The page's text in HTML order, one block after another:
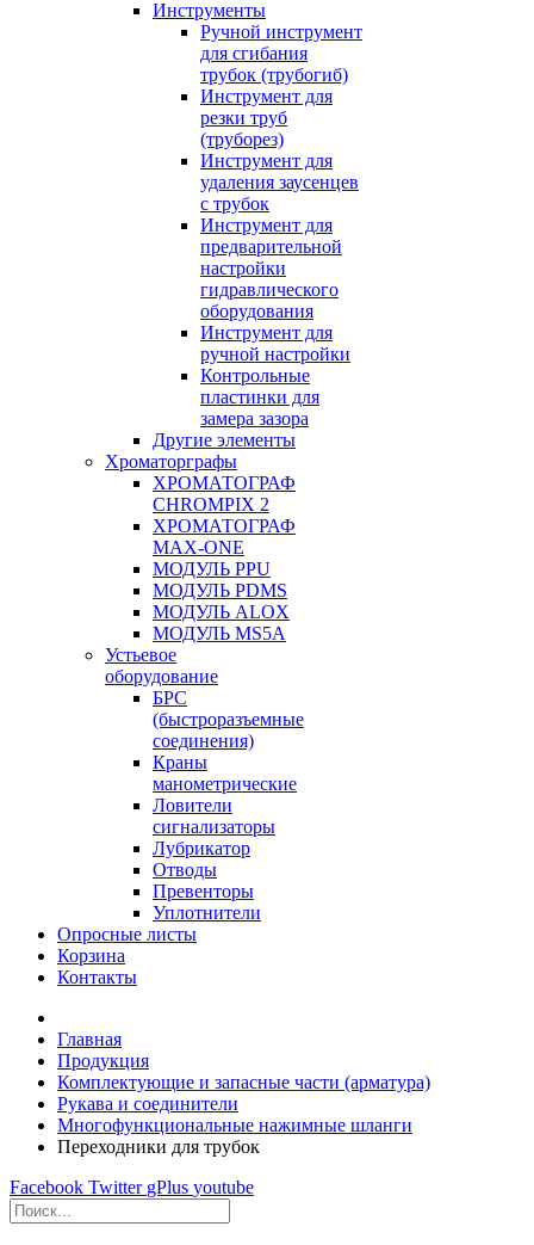
Инструменты
Ручной инструмент
для сгибания
трубок (трубогиб)
Инструмент для
резки труб
(труборез)
Инструмент для
удаления заусенцев
с трубок
Инструмент для
предварительной
настройки
гидравлического
оборудования
Инструмент для
ручной настройки
Контрольные
пластинки для
замера зазора
Другие элементы
Хроматорграфы
ХРОМАТОГРАФ
CHROMPIX 2
ХРОМАТОГРАФ
MAX-ONE
МОДУЛЬ PPU
МОДУЛЬ PDMS
МОДУЛЬ ALOX
МОДУЛЬ MS5A
Устьевое
оборудование
БРС
(быстроразъемные
соединения)
Краны
манометрические
Ловители
сигнализаторы
Лубрикатор
Отводы
Превенторы
Уплотнители
Опросные листы
Корзина
Контакты
Главная
Продукция
Комплектующие и запасные части (арматура)
Рукава и соединители
Многофункциональные нажимные шланги
Переходники для трубок
Facebook Twitter gPlus youtube